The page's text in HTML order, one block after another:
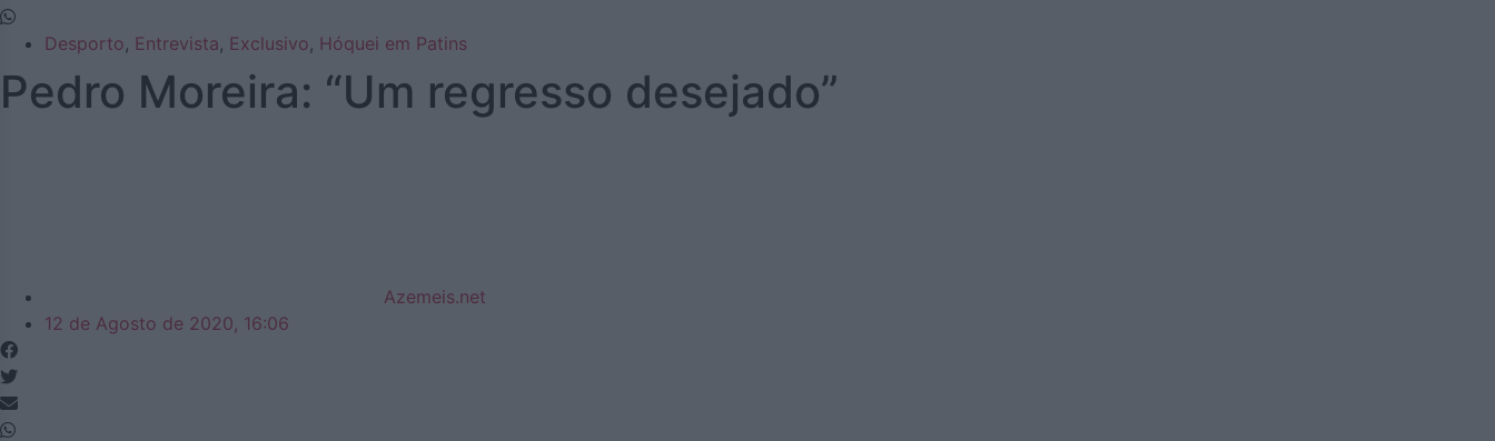
Desporto, Entrevista, Exclusivo, Hóquei em Patins
Pedro Moreira: “Um regresso desejado”
Azemeis.net
12 de Agosto de 2020, 16:06